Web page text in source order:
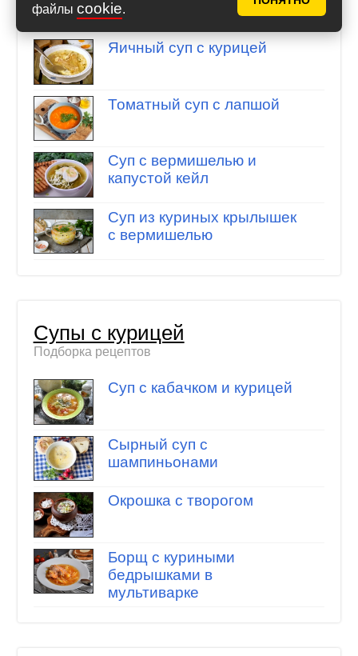
файлы cookie.
Подборка рецептов
Яичный суп с курицей
Томатный суп с лапшой
Суп с вермишелью и
капустой кейл
Суп из куриных крылышек
с вермишелью
Супы с курицей
Подборка рецептов
Суп с кабачком и курицей
Сырный суп с
шампиньонами
Окрошка с творогом
Борщ с куриными
бедрышками в
мультиварке